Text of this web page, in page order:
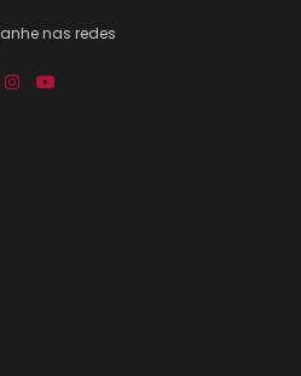
nas redes